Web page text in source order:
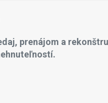
prenájom a